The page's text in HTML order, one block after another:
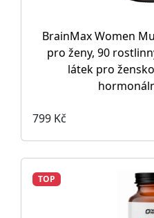
BrainMax Women
pro ženy, 90
látek pro
799 Kč
TOP